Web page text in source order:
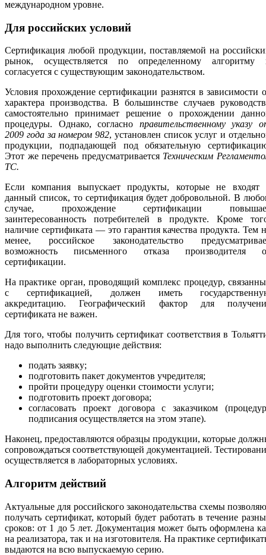
международном уровне.
Для российских условий
Сертификация любой продукции, поставляемой на
рынок, осуществляется по определенному алгоритму
согласуется с существующим законодательством.
Условия прохождение сертификации разнятся в зависимости
характера производства. В большинстве случаев
самостоятельно принимает решение о прохождении
процедуры. Однако, согласно правительственному указу
2009 года за номером 982, установлен список услуг и
продукции, подпадающей под обязательную
Этот же перечень предусматривается Техническим
ТС.
Если компания выпускает продукты, которые не входят
данный список, то сертификация будет добровольной. В
случае, прохождение сертификации
заинтересованность потребителей в продукте. Кроме
наличие сертификата — это гарантия качества продукта. Тем
менее, российское законодательство
возможность письменного отказа производителя
сертификации.
На практике орган, проводящий комплекс процедур,
с сертификацией, должен иметь
аккредитацию. Географический фактор для
сертификата не важен.
Для того, чтобы получить сертификат соответствия в
надо выполнить следующие действия:
подать заявку;
подготовить пакет документов учредителя;
пройти процедуру оценки стоимости услуги;
подготовить проект договора;
согласовать проект договора с заказчиком
подписания осуществляется на этом этапе).
Наконец, предоставляются образцы продукции, которые
сопровождаться соответствующей документацией.
осуществляется в лабораторных условиях.
Алгоритм действий
Актуальные для российского законодательства схемы
получать сертификат, который будет работать в течение
сроков: от 1 до 5 лет. Документация может быть оформлена
на реализатора, так и на изготовителя. На практике
выдаются на всю выпускаемую серию.